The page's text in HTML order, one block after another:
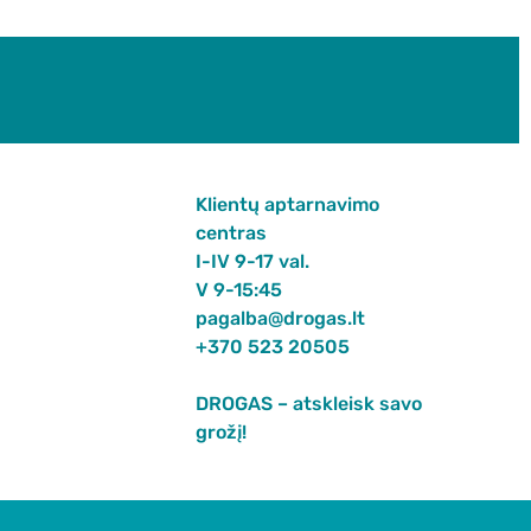
Klientų aptarnavimo
centras
I-IV 9-17 val.
V 9-15:45
pagalba@drogas.lt
+370 523 20505
DROGAS – atskleisk savo
grožį!